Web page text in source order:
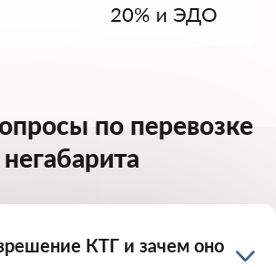
20% и ЭДО
по перевозке
негабарита
КТГ и зачем оно